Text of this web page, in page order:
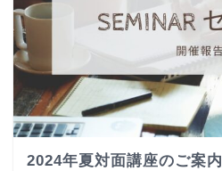
2024年夏対面講座のご案内